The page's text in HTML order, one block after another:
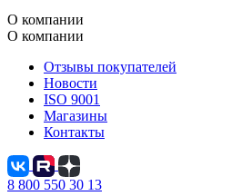
О компании
О компании
Отзывы покупателей
Новости
ISO 9001
Магазины
Контакты
8 800 550 30 13